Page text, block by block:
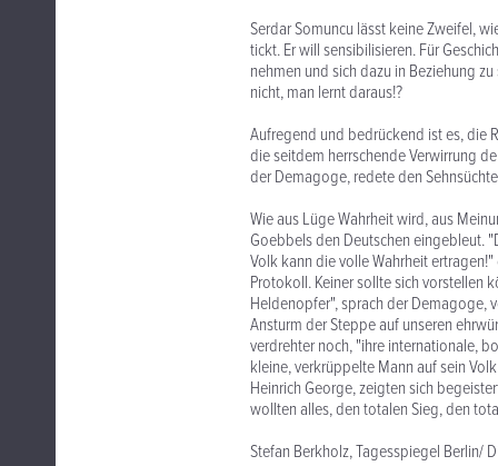
Serdar Somuncu lässt keine Zweifel,
tickt. Er will sensibilisieren. Für
nehmen und sich dazu in Beziehung
nicht, man lernt daraus!?
Aufregend und bedrückend ist es, die
die seitdem herrschende Verwirrung
der Demagoge, redete den
Wie aus Lüge Wahrheit wird, aus
Goebbels den Deutschen eingebleut.
Volk kann die volle Wahrheit
Protokoll. Keiner sollte sich vorstellen
Heldenopfer", sprach der Demagoge,
Ansturm der Steppe auf unseren
verdrehter noch, "ihre internationale,
kleine, verkrüppelte Mann auf sein
Heinrich George, zeigten sich
wollten alles, den totalen Sieg, den
Stefan Berkholz, Tagesspiegel Berlin/